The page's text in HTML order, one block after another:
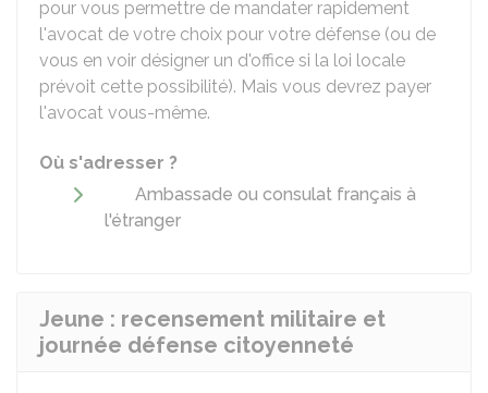
pour vous permettre de mandater rapidement
l'avocat de votre choix pour votre défense (ou de
vous en voir désigner un d'office si la loi locale
prévoit cette possibilité). Mais vous devrez payer
l'avocat vous-même.
Où s'adresser ?
Ambassade ou consulat français à
l'étranger
Jeune : recensement militaire et
journée défense citoyenneté